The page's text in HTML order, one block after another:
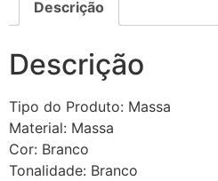
Descrição
Descrição
Tipo do Produto: Massa
Material: Massa
Cor: Branco
Tonalidade: Branco